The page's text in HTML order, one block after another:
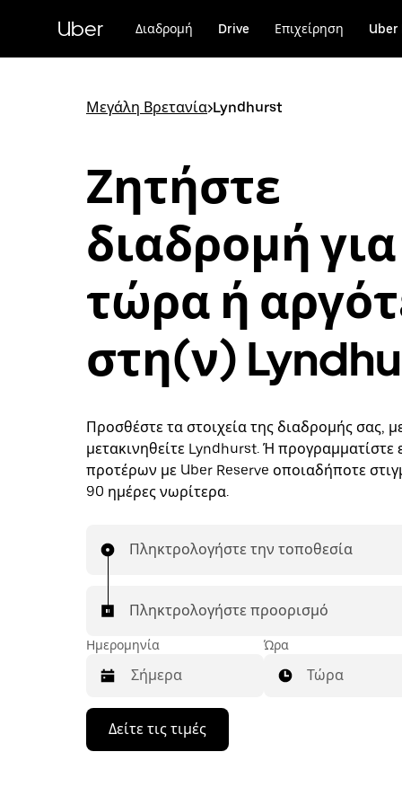
περιεχόμενο
Uber Διαδρομή Drive Επιχείρηση Uber
Μεγάλη Βρετανία>Lyndhurst
Ζητήστε
διαδρομή για
τώρα ή
στη(ν)
Προσθέστε τα στοιχεία της διαδρομής σας,
μετακινηθείτε Lyndhurst. Ή προγραμματίστε
προτέρων με Uber Reserve οποιαδήποτε
90 ημέρες νωρίτερα.
Πληκτρολογήστε την τοποθεσία
Πληκτρολογήστε προορισμό
Ημερομηνία
Πατήστε
πλήκτρο
Ώρα
Τώρα
Δείτε τις τιμές